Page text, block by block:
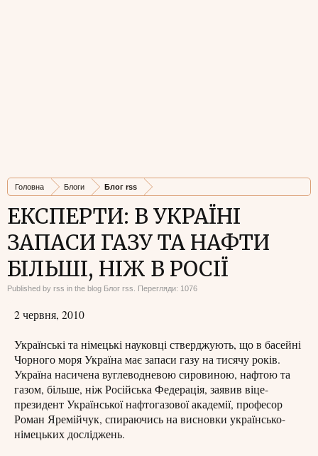
Головна Блоги Блог rss
ЕКСПЕРТИ: В УКРАЇНІ
ЗАПАСИ ГАЗУ ТА НАФТИ
БІЛЬШІ, НІЖ В РОСІЇ
Published by rss in the blog Блог rss . Перегляди: 1076
2 червня, 2010
Українські та німецькі науковці стверджують, що в басейні
Чорного моря Україна має запаси газу на тисячу років.
Україна насичена вуглеводневою сировиною, нафтою та
газом, більше, ніж Російська Федерація, заявив віце-
президент Української нафтогазової академії, професор
Роман Яремійчук, спираючись на висновки українсько-
німецьких досліджень.